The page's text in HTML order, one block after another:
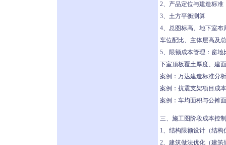
2、产品定位与建造标准
3、土方平衡测算
4、总图标高、地下室
车位配比、主体层高及
5、限额成本管理：窗
下室顶板覆土厚度、建
案例：万达建造标准分
案例：抗震支架项目成
案例：车均面积与公摊
三、施工图阶段成本控
1、结构限额设计（结构
2、建筑做法优化（建筑